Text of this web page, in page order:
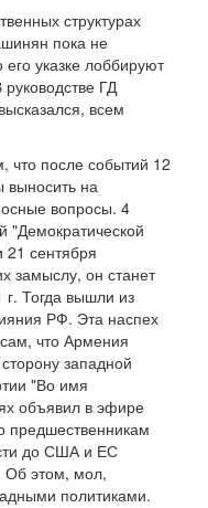
структурах
пока не
его указке лоббируют
ГД
всем
что после событий 12
выносить на
вопросы. 4
"Демократической
сентября
замыслу, он станет
Тогда вышли из
РФ. Эта наспех
что Армения
западной
"Во имя
объявил в эфире
предшественникам
до США и ЕС
Об этом, мол,
политиками.